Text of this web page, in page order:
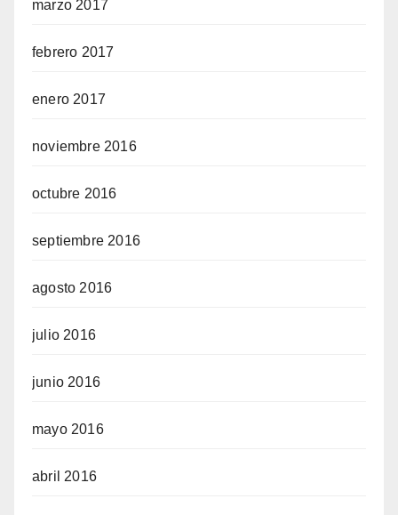
marzo 2017
febrero 2017
enero 2017
noviembre 2016
octubre 2016
septiembre 2016
agosto 2016
julio 2016
junio 2016
mayo 2016
abril 2016